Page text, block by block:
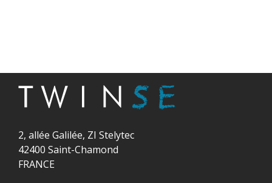
2, allée Galilée, ZI Stelytec
42400 Saint-Chamond
FRANCE